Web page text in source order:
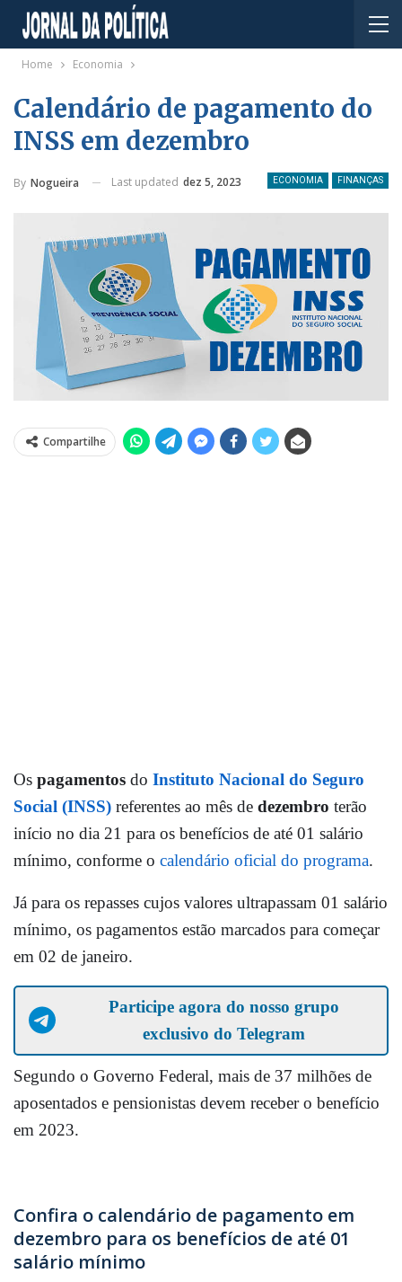
Home Economia
Calendário de pagamento do
INSS em dezembro
ECONOMIA FINANÇAS
By Nogueira Last updated dez 5, 2023
Compartilhe
Os pagamentos do Instituto Nacional do Seguro
Social (INSS) referentes ao mês de dezembro terão
início no dia 21 para os benefícios de até 01 salário
mínimo, conforme o calendário oficial do programa.
Já para os repasses cujos valores ultrapassam 01 salário
mínimo, os pagamentos estão marcados para começar
em 02 de janeiro.
Participe agora do nosso grupo
exclusivo do Telegram
Segundo o Governo Federal, mais de 37 milhões de
aposentados e pensionistas devem receber o benefício
em 2023.
Confira o calendário de pagamento em
dezembro para os benefícios de até 01
salário mínimo